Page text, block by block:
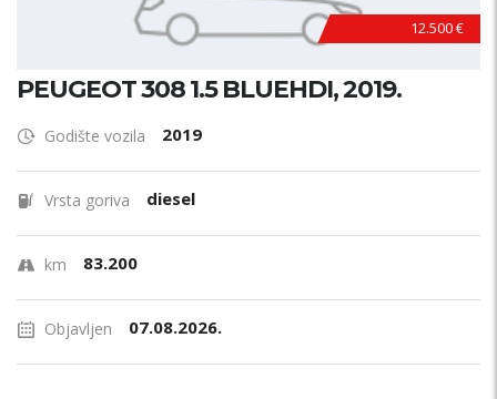
12.500 €
PEUGEOT 308 1.5 BLUEHDI, 2019.
Godište vozila 2019
Vrsta goriva diesel
km 83.200
Objavljen 07.08.2026.